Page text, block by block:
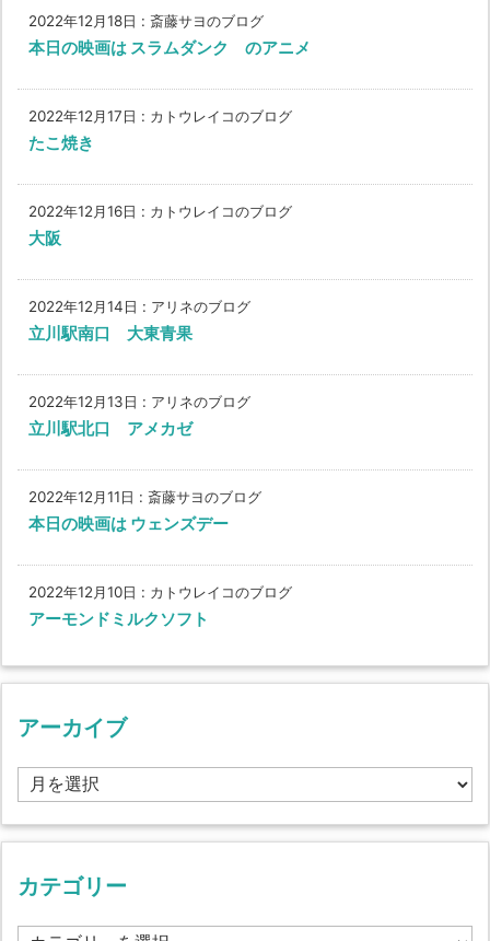
2022年12月18日 : 斎藤サヨのブログ
本日の映画は スラムダンク のアニメ
2022年12月17日 : カトウレイコのブログ
たこ焼き
2022年12月16日 : カトウレイコのブログ
大阪
2022年12月14日 : アリネのブログ
立川駅南口 大東青果
2022年12月13日 : アリネのブログ
立川駅北口 アメカゼ
2022年12月11日 : 斎藤サヨのブログ
本日の映画は ウェンズデー
2022年12月10日 : カトウレイコのブログ
アーモンドミルクソフト
アーカイブ
ア
ー
カ
イ
カテゴリー
カ